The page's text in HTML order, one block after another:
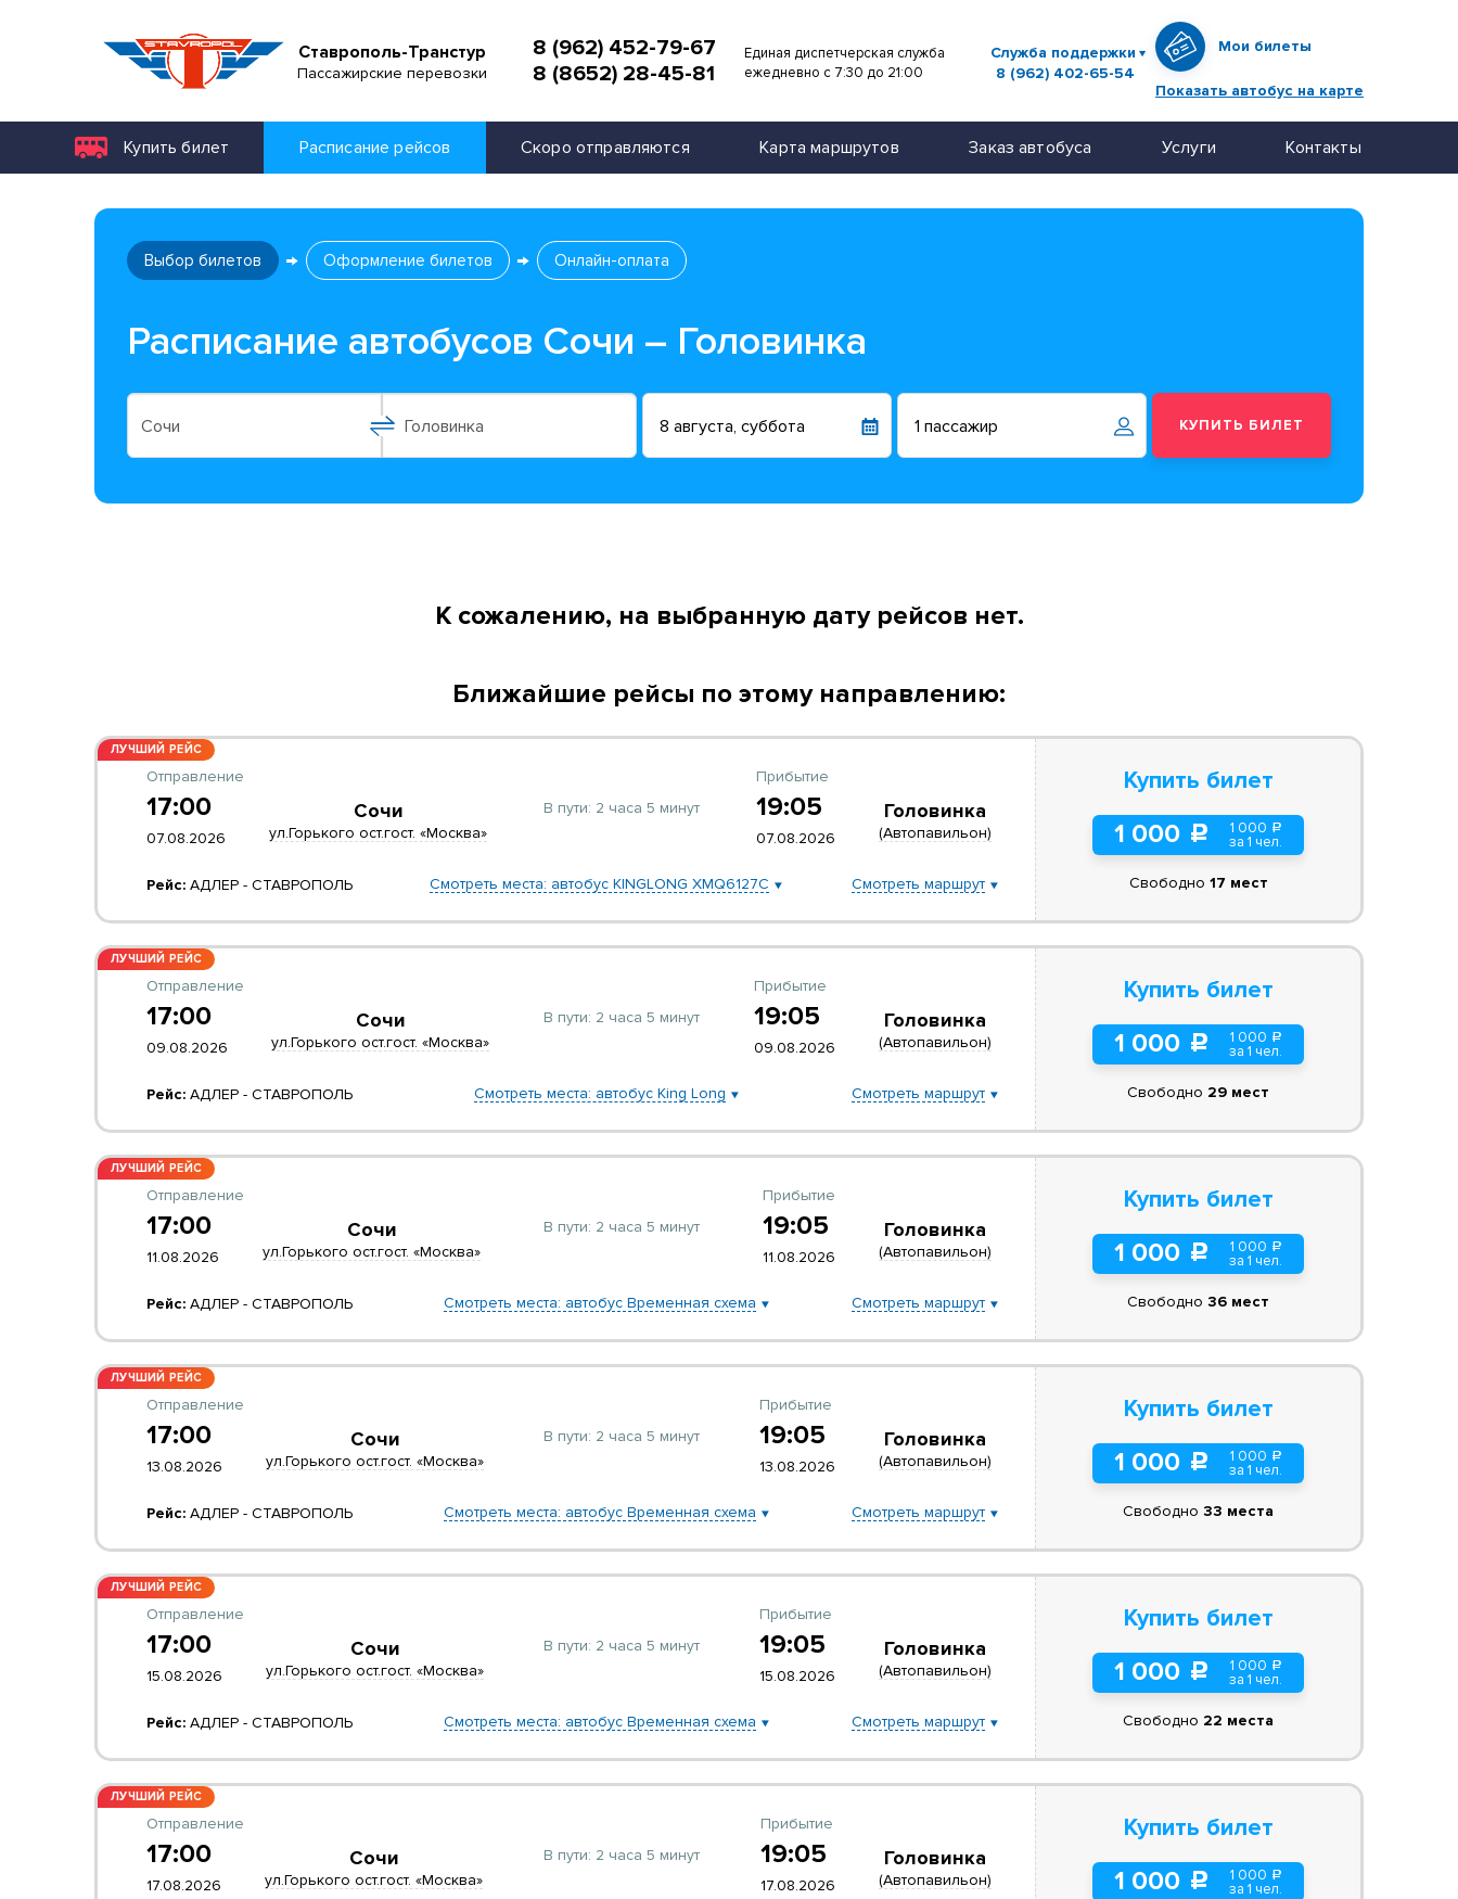
Ставрополь-Транстур
Пассажирские перевозки
8 (962) 452-79-67
8 (8652) 28-45-81
Единая диспетчерская служба
ежедневно с 7:30 до 21:00
Служба поддержки
8 (962) 402-65-54
Мои билеты
Показать автобус на карте
Купить билет Расписание рейсов Скоро отправляются Карта маршрутов Заказ автобуса Услуги Контакты
Выбор билетов Оформление билетов Онлайн-оплата
Расписание автобусов Сочи – Головинка
К сожалению, на выбранную дату рейсов нет.
Ближайшие рейсы по этому направлению:
ЛУЧШИЙ РЕЙС
Отправление
17:00
07.08.2026
Сочи
ул.Горького ост.гост. «Москва»
В пути: 2 часа 5 минут
Прибытие
19:05
07.08.2026
Головинка
(Автопавильон)
Рейс: АДЛЕР - СТАВРОПОЛЬ Смотреть места: автобус KINGLONG XMQ6127C Смотреть маршрут
Купить билет
1 000 c 1 000 a
за 1 чел.
Свободно 17 мест
ЛУЧШИЙ РЕЙС
Отправление
17:00
09.08.2026
Сочи
ул.Горького ост.гост. «Москва»
В пути: 2 часа 5 минут
Прибытие
19:05
09.08.2026
Головинка
(Автопавильон)
Рейс: АДЛЕР - СТАВРОПОЛЬ Смотреть места: автобус King Long Смотреть маршрут
Купить билет
1 000 c 1 000 a
за 1 чел.
Свободно 29 мест
ЛУЧШИЙ РЕЙС
Отправление
17:00
11.08.2026
Сочи
ул.Горького ост.гост. «Москва»
В пути: 2 часа 5 минут
Прибытие
19:05
11.08.2026
Головинка
(Автопавильон)
Рейс: АДЛЕР - СТАВРОПОЛЬ Смотреть места: автобус Временная схема Смотреть маршрут
Купить билет
1 000 c 1 000 a
за 1 чел.
Свободно 36 мест
ЛУЧШИЙ РЕЙС
Отправление
17:00
13.08.2026
Сочи
ул.Горького ост.гост. «Москва»
В пути: 2 часа 5 минут
Прибытие
19:05
13.08.2026
Головинка
(Автопавильон)
Рейс: АДЛЕР - СТАВРОПОЛЬ Смотреть места: автобус Временная схема Смотреть маршрут
Купить билет
1 000 c 1 000 a
за 1 чел.
Свободно 33 места
ЛУЧШИЙ РЕЙС
Отправление
17:00
15.08.2026
Сочи
ул.Горького ост.гост. «Москва»
В пути: 2 часа 5 минут
Прибытие
19:05
15.08.2026
Головинка
(Автопавильон)
Рейс: АДЛЕР - СТАВРОПОЛЬ Смотреть места: автобус Временная схема Смотреть маршрут
Купить билет
1 000 c 1 000 a
за 1 чел.
Свободно 22 места
ЛУЧШИЙ РЕЙС
Отправление
17:00
17.08.2026
Сочи
ул.Горького ост.гост. «Москва»
В пути: 2 часа 5 минут
Прибытие
19:05
17.08.2026
Головинка
(Автопавильон)
Купить билет
1 000 c 1 000 a
за 1 чел.